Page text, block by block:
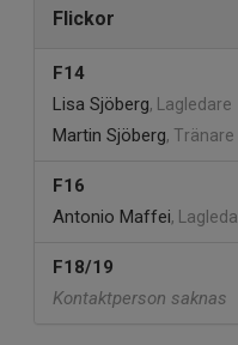
Flickor
F14
Lisa Sjöberg, Lagledare
Martin Sjöberg, Tränare
F16
Antonio Maffei,
F18/19
Kontaktperson saknas